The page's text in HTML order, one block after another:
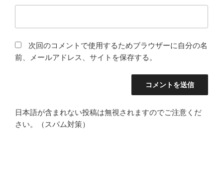
次回のコメントで使用するためブラウザーに自分の名
前、メールアドレス、サイトを保存する。
日本語が含まれない投稿は無視されますのでご注意くだ
さい。（スパム対策）